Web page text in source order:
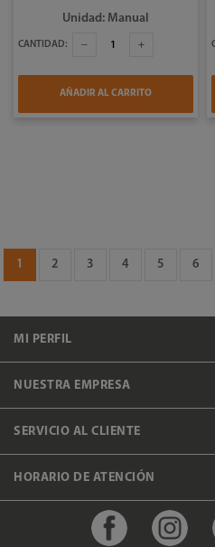
Unidad: Manual
CANTIDAD:
AÑADIR AL CARRITO
1 2 3 4 5 6
MI PERFIL
NUESTRA EMPRESA
SERVICIO AL CLIENTE
HORARIO DE ATENCIÓN